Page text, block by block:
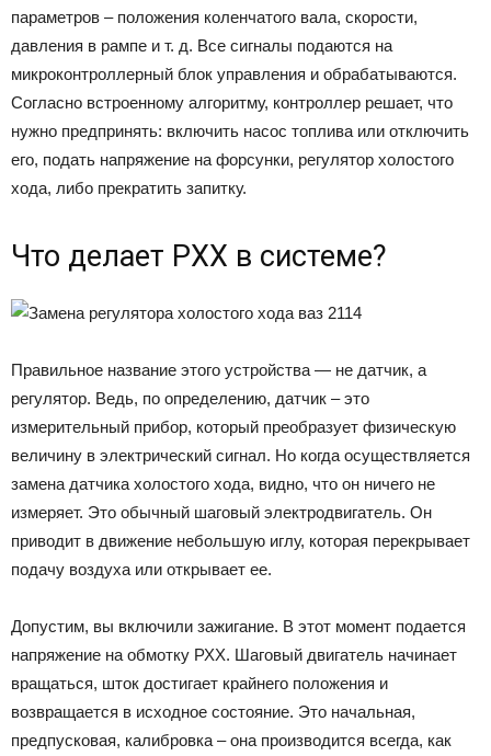
параметров – положения коленчатого вала, скорости,
давления в рампе и т. д. Все сигналы подаются на
микроконтроллерный блок управления и обрабатываются.
Согласно встроенному алгоритму, контроллер решает, что
нужно предпринять: включить насос топлива или отключить
его, подать напряжение на форсунки, регулятор холостого
хода, либо прекратить запитку.
Что делает РХХ в системе?
Правильное название этого устройства — не датчик, а
регулятор. Ведь, по определению, датчик – это
измерительный прибор, который преобразует физическую
величину в электрический сигнал. Но когда осуществляется
замена датчика холостого хода, видно, что он ничего не
измеряет. Это обычный шаговый электродвигатель. Он
приводит в движение небольшую иглу, которая перекрывает
подачу воздуха или открывает ее.
Допустим, вы включили зажигание. В этот момент подается
напряжение на обмотку РХХ. Шаговый двигатель начинает
вращаться, шток достигает крайнего положения и
возвращается в исходное состояние. Это начальная,
предпусковая, калибровка – она производится всегда, как